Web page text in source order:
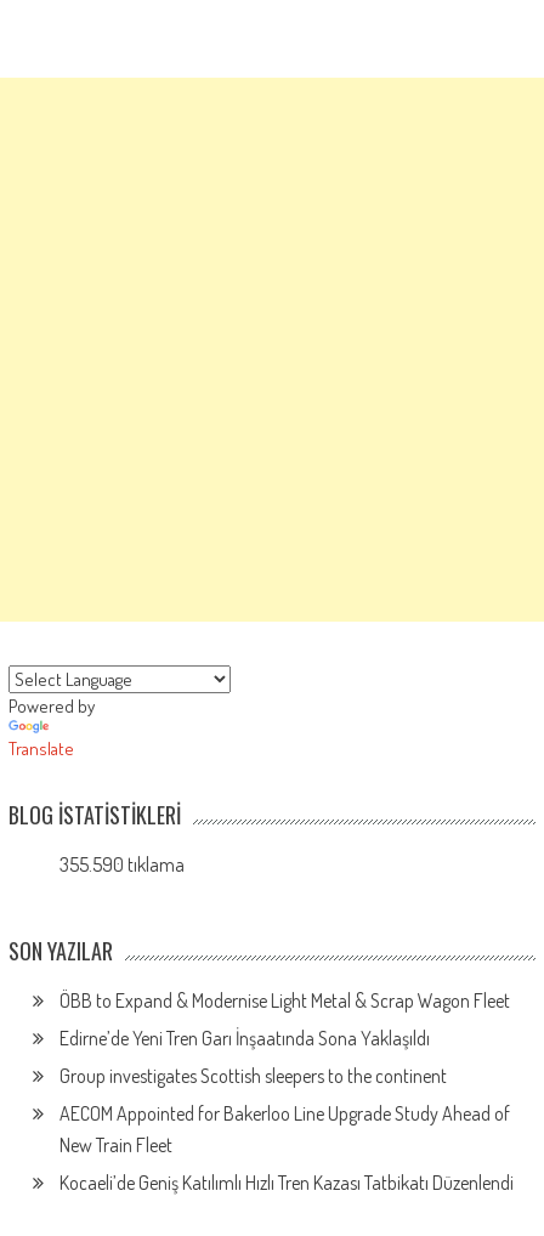
Powered by
Translate
BLOG İSTATISTIKLERI
355.590 tıklama
SON YAZILAR
ÖBB to Expand & Modernise Light Metal & Scrap Wagon Fleet
Edirne’de Yeni Tren Garı İnşaatında Sona Yaklaşıldı
Group investigates Scottish sleepers to the continent
AECOM Appointed for Bakerloo Line Upgrade Study Ahead of
New Train Fleet
Kocaeli’de Geniş Katılımlı Hızlı Tren Kazası Tatbikatı Düzenlendi